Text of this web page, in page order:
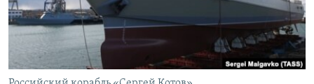
ПОБЕДИТЕЛЕЙ НЕ СУДЯТ?
КРЫМ.НЕПОКОРЕННЫЙ
ПРИСОЕДИНЯЙТЕСЬ!